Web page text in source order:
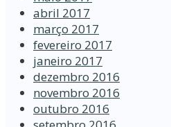
abril 2017
março 2017
fevereiro 2017
janeiro 2017
dezembro 2016
novembro 2016
outubro 2016